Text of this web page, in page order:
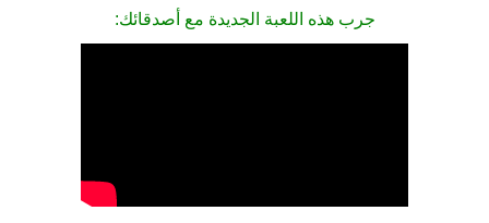
جرب هذه اللعبة الجديدة مع أصدقائك: